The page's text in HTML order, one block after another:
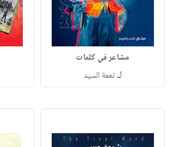
مشاعر في كلمات
لـ نعمة السيد